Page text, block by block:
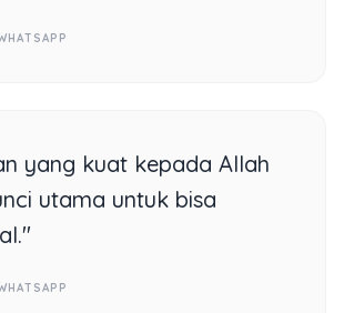
yang kuat kepada Allah
utama untuk bisa